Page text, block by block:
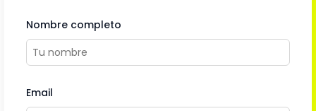
Nombre completo
Email